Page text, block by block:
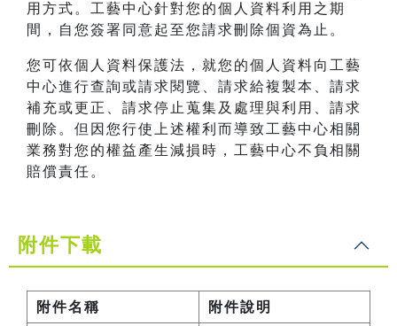
用方式。工藝中心針對您的個人資料利用之期
間，自您簽署同意起至您請求刪除個資為止。
您可依個人資料保護法，就您的個人資料向工藝
中心進行查詢或請求閱覽、請求給複製本、請求
補充或更正、請求停止蒐集及處理與利用、請求
刪除。但因您行使上述權利而導致工藝中心相關
業務對您的權益產生減損時，工藝中心不負相關
賠償責任。
附件下載
附件名稱
附件說明